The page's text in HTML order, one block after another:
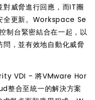
威脅進行回應，而IT團
全更新。Workspace Se
台緊密結合在一起，以
，並有效地自動化威脅
VDI - 將VMware Hor
合至統一的解決方案